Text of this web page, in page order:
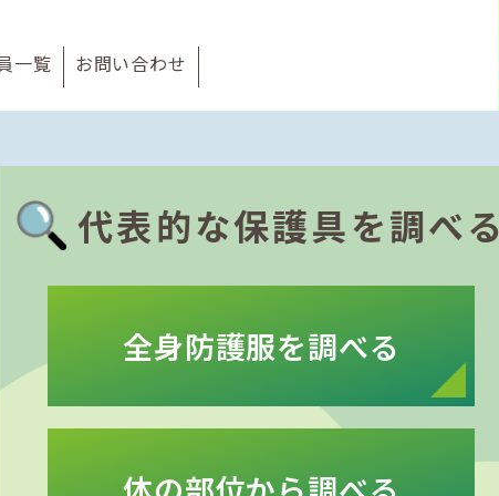
一覧 お問い合わせ
代表的な保護具を調べる
全身防護服を調べる